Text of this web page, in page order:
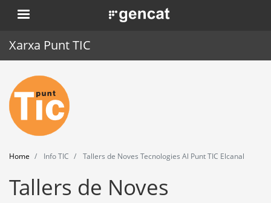
Skip
to
. Obre en una nova finestra.
Xarxa Punt TIC
Home
Punt TIC
News
Events
Training
Home Info TIC Tallers de Noves Tecnologies Al Punt TIC Elcanal
Tallers de Noves